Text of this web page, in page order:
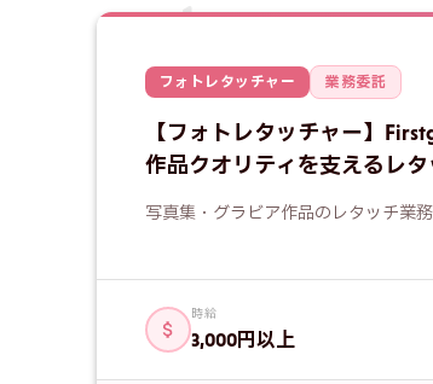
フォトレタッチャー 業務委託
【フォトレタッチャー】
作品クオリティを支えるレ
写真集・グラビア作品のレタッチ業
時給
3,000円以上